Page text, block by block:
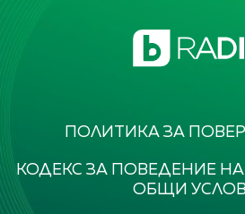
ПОЛИТИКА ЗА
КОДЕКС ЗА ПОВЕДЕНИЕ
ОБЩИ